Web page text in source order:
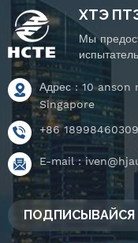
ХТЭ
Мы
Адрес : 10
Singapore
+86 18998460309
E-mail :
ПОДПИСЫВАЙСЯ